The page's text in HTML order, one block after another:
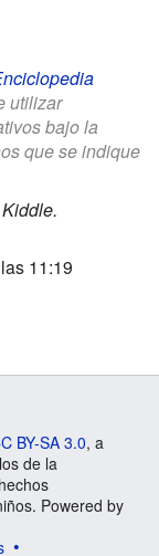
utilizar
bajo la
que se indique
11:19
BY-SA 3.0, a
de la
Powered by